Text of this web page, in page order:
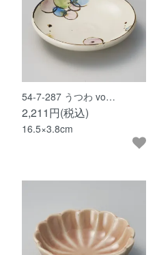
54-7-287 うつわ vo…
2,211円(税込)
16.5×3.8cm